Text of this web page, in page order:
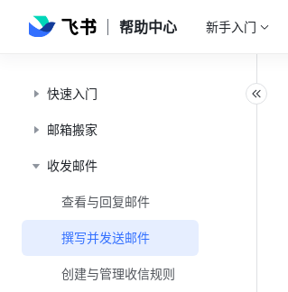
帮助中心 新手入门
快速入门
邮箱搬家
收发邮件
查看与回复邮件
撰写并发送邮件
创建与管理收信规则